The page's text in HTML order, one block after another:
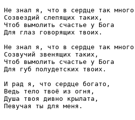
Не знал я, что в сердце так много
Созвездий слепящих таких,
Чтоб вымолить счастье у Бога
Для глаз говорящих твоих.
Не знал я, что в сердце так много
Созвучий звенящих таких,
Чтоб вымолить счастье у Бога
Для губ полудетских твоих.
И рад я, что сердце богато,
Ведь тело твоё из огня,
Душа твоя дивно крылата,